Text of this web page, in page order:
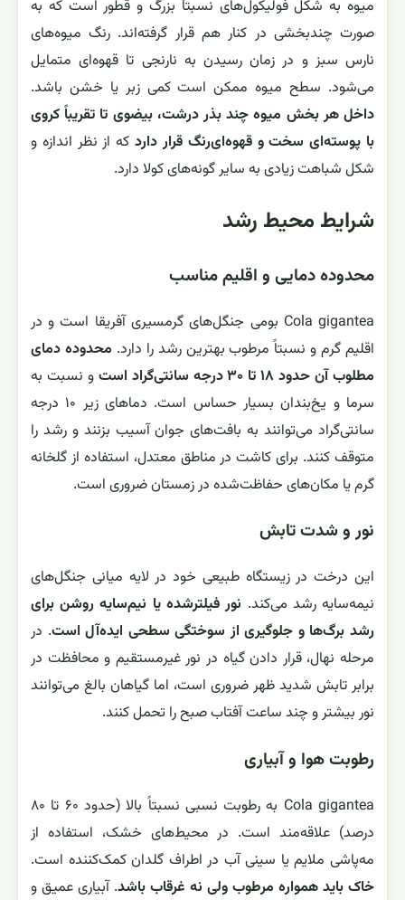
میوه به شکل فولیکول‌های نسبتاً بزرگ و قطور است که به
صورت چندبخشی در کنار هم قرار گرفته‌اند. رنگ میوه‌های
نارس سبز و در زمان رسیدن به نارنجی تا قهوه‌ای متمایل
می‌شود. سطح میوه ممکن است کمی زبر یا خشن باشد.
داخل هر بخش میوه چند بذر درشت، بیضوی تا تقریباً کروی
با پوسته‌ای سخت و قهوه‌ای‌رنگ قرار داردکه از نظر اندازه و
شکل شباهت زیادی به سایر گونه‌های کولا دارد.
شرایط محیط رشد
محدوده دمایی و اقلیم مناسب
Cola gigantea بومی جنگل‌های گرمسیری آفریقا است و در
اقلیم گرم و نسبتاً مرطوب بهترین رشد را دارد. محدوده دمای
مطلوب آن حدود ۱۸ تا ۳۰ درجه سانتی‌گراد است
و نسبت به
سرما و یخ‌بندان بسیار حساس است. دماهای زیر ۱۰ درجه
سانتی‌گراد می‌توانند به بافت‌های جوان آسیب بزنند و رشد را
متوقف کنند. برای کاشت در مناطق معتدل، استفاده از گلخانه
گرم یا مکان‌های حفاظت‌شده در زمستان ضروری است.
نور و شدت تابش
این درخت در زیستگاه طبیعی خود در لایه میانی جنگل‌های
نیمه‌سایه رشد می‌کند. نور فیلترشده یا نیم‌سایه روشن برای
رشد برگ‌ها و جلوگیری از سوختگی سطحی ایده‌آل است. در
مرحله نهال، قرار دادن گیاه در نور غیرمستقیم و محافظت در
برابر تابش شدید ظهر ضروری است، اما گیاهان بالغ می‌توانند
نور بیشتر و چند ساعت آفتاب صبح را تحمل کنند.
رطوبت هوا و آبیاری
Cola gigantea به رطوبت نسبی نسبتاً بالا (حدود ۶۰ تا ۸۰
درصد) علاقه‌مند است. در محیط‌های خشک، استفاده از
مه‌پاشی ملایم یا سینی آب در اطراف گلدان کمک‌کننده است.
خاک باید همواره مرطوب ولی نه غرقاب باشد. آبیاری عمیق و